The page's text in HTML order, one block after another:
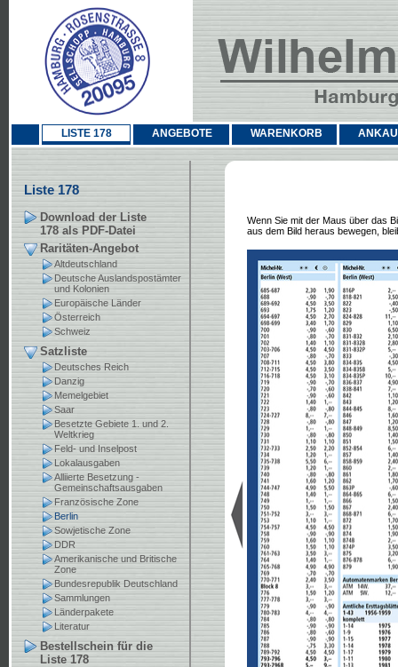
LISTE 178 ANGEBOTE WARENKORB
Liste 178
Download der Liste
178 als PDF-Datei
Raritäten-Angebot
Altdeutschland
Deutsche Auslandspostämter
und Kolonien
Europäische Länder
Österreich
Schweiz
Satzliste
Deutsches Reich
Danzig
Memelgebiet
Saar
Besetzte Gebiete 1. und 2.
Weltkrieg
Feld- und Inselpost
Lokalausgaben
Alliierte Besetzung -
Gemeinschaftsausgaben
Französische Zone
Berlin
Sowjetische Zone
DDR
Amerikanische und Britische
Zone
Bundesrepublik Deutschland
Sammlungen
Länderpakete
Literatur
Bestellschein für die
Liste 178
Wenn Sie mit der Maus über das
aus dem Bild heraus bewegen,